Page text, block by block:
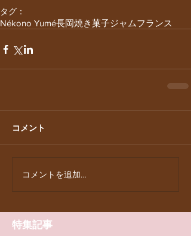
タグ：
Nékono Yumé長岡焼き菓子ジャムフランス
コメント
コメントを追加…
特集記事